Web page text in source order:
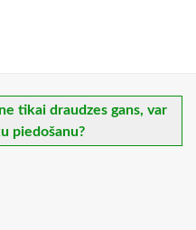
tikai draudzes gans, var
piedošanu?